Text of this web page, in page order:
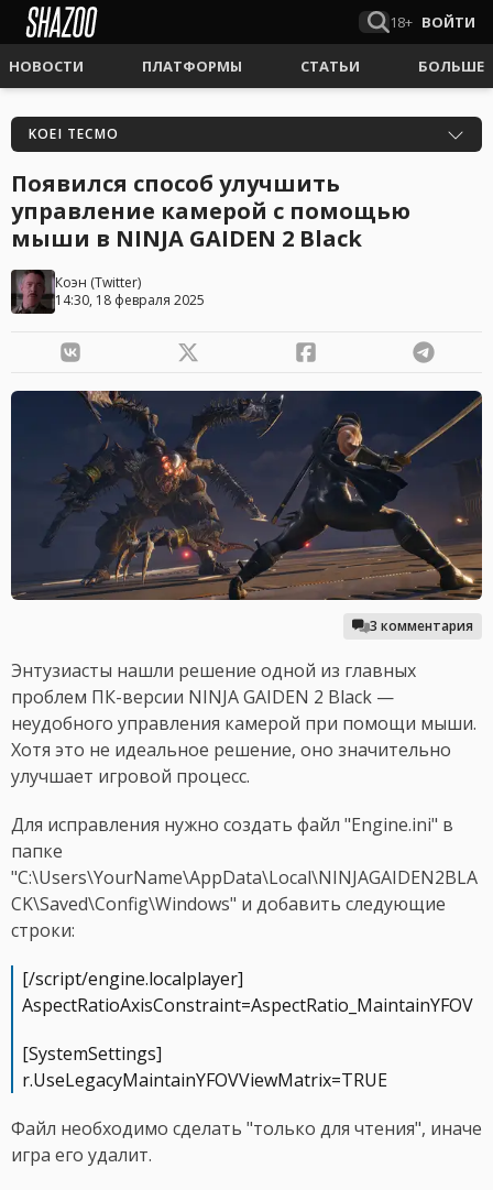
18+ ВОЙТИ
НОВОСТИ ПЛАТФОРМЫ СТАТЬИ БОЛЬШЕ
KOEI TECMO
Появился способ улучшить
управление камерой с помощью
мыши в NINJA GAIDEN 2 Black
Коэн (Twitter)
14:30, 18 февраля 2025
3 комментария
Энтузиасты нашли решение одной из главных
проблем ПК-версии NINJA GAIDEN 2 Black —
неудобного управления камерой при помощи мыши.
Хотя это не идеальное решение, оно значительно
улучшает игровой процесс.
Для исправления нужно создать файл "Engine.ini" в
папке
"C:\Users\YourName\AppData\Local\NINJAGAIDEN2BLA
CK\Saved\Config\Windows" и добавить следующие
строки:
[/script/engine.localplayer]
AspectRatioAxisConstraint=AspectRatio_MaintainYFOV
[SystemSettings]
r.UseLegacyMaintainYFOVViewMatrix=TRUE
Файл необходимо сделать "только для чтения", иначе
игра его удалит.